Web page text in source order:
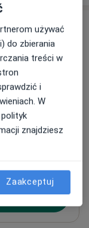
Adres 4 Adres 5
Specjalistów
Łódź
używać
do zbierania
treści w
i
W
znajdziesz
Zaakceptuj